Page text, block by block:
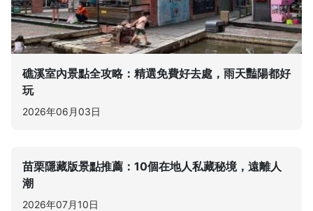
礁溪室內景點全攻略：精選免費好去處，雨天豔陽都好
玩
2026年06月03日
苗栗隱藏版景點推薦：10個在地人私藏秘境，遠離人
潮
2026年07月10日